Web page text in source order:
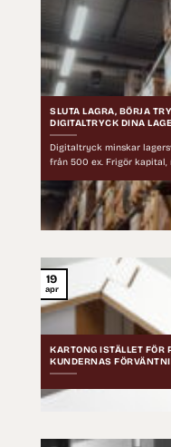
SLUTA LAGRA, BÖRJA
DIGITALTRYCK DINA
Digitaltryck minskar
från 500 ex. Frigör kapital,
KARTONG ISTÄLLET
KUNDERNAS
19
apr